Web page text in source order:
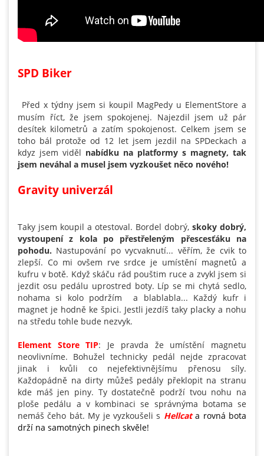
SPD Biker
Před x týdny jsem si koupil MagPedy u ElementStore a
musím říct, že jsem spokojenej. Najezdil jsem už pár
desítek kilometrů a zatím spokojenost. Celkem jsem se
toho bál protože od 12 let jsem jezdil na SPDeckach a
kdyz jsem viděl nabídku na platformy s magnety, tak
jsem neváhal a musel jsem vyzkoušet něco nového!
Gravity univerzál
Taky jsem koupil a otestoval. Bordel dobrý, skoky dobrý,
vystoupení z kola po přestřeleným přescesťáku na
pohodu. Nastupování po vycvaknutí... věřím, že cvik to
zlepší. Co mi ovšem rve srdce je umístění magnetů a
kufru v botě. Když skáču rád pouštim ruce a zvykl jsem si
jezdit osu pedálu uprostred boty. Líp se mi chytá sedlo,
nohama si kolo podržím a blablabla... Každý kufr i
magnet je hodně ke špici. Jestli jezdíš taky placky a nohu
na středu tohle bude nezvyk.
Element Store TIP: Je pravda že umístění magnetu
neovlivníme. Bohužel technicky pedál nejde zpracovat
jinak i kvůli co nejefektivnějšímu přenosu síly.
Každopádně na dirty můžeš pedály překlopit na stranu
kde máš jen piny. Ty dostatečně podrží tvou nohu na
ploše pedálu a v kombinaci se správnýma botama se
nemáš čeho bát. My je vyzkoušeli s Hellcat a rovná bota
drží na samotných pinech skvěle!